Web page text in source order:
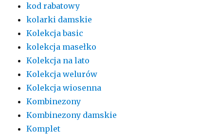
kod rabatowy
kolarki damskie
Kolekcja basic
kolekcja masełko
Kolekcja na lato
Kolekcja welurów
Kolekcja wiosenna
Kombinezony
Kombinezony damskie
Komplet